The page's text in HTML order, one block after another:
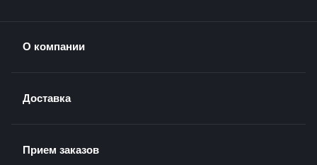
О компании
Доставка
Прием заказов